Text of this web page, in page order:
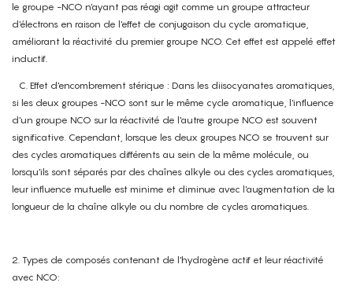
le groupe -NCO n'ayant pas réagi agit comme un groupe attracteur
d'électrons en raison de l'effet de conjugaison du cycle aromatique,
améliorant la réactivité du premier groupe NCO. Cet effet est appelé effet
inductif.
C. Effet d'encombrement stérique : Dans les diisocyanates aromatiques,
si les deux groupes -NCO sont sur le même cycle aromatique, l'influence
d'un groupe NCO sur la réactivité de l'autre groupe NCO est souvent
significative. Cependant, lorsque les deux groupes NCO se trouvent sur
des cycles aromatiques différents au sein de la même molécule, ou
lorsqu'ils sont séparés par des chaînes alkyle ou des cycles aromatiques,
leur influence mutuelle est minime et diminue avec l'augmentation de la
longueur de la chaîne alkyle ou du nombre de cycles aromatiques.
2. Types de composés contenant de l'hydrogène actif et leur réactivité
avec NCO: